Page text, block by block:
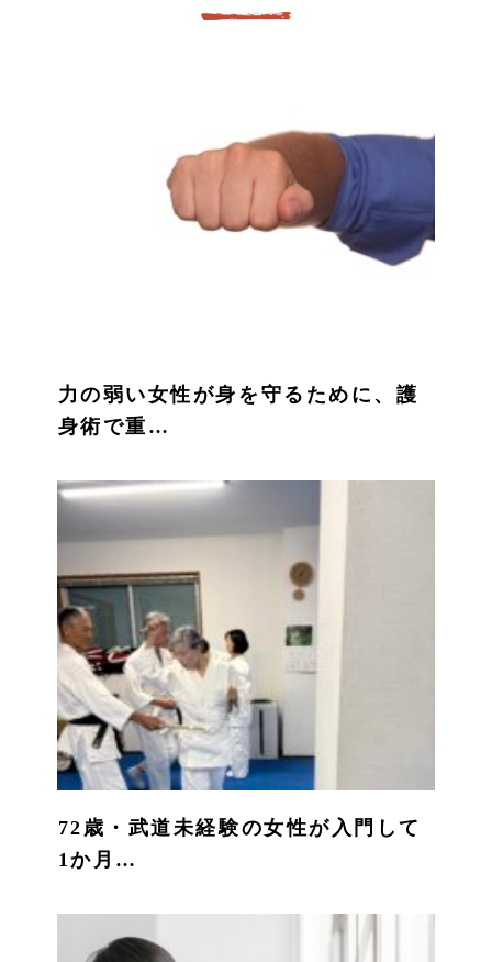
力の弱い女性が身を守るために、護
身術で重…
72歳・武道未経験の女性が入門して
1か月…